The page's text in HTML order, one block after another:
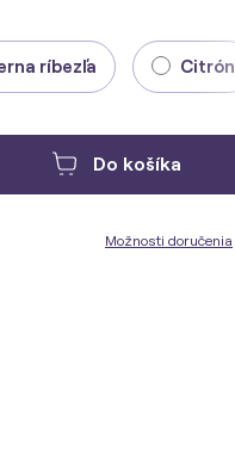
ríbezľa Citrón
Do košíka
Možnosti doručenia